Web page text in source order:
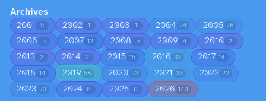
Archives
2001 5 2002 1 2003 1 2004 24 2005 26
2006 5 2007 12 2008 5 2009 4 2010 2
2013 2 2014 2 2015 15 2016 33 2017 14
2018 14 2019 58 2020 22 2021 33 2022 22
2023 23 2024 8 2025 6 2026 144